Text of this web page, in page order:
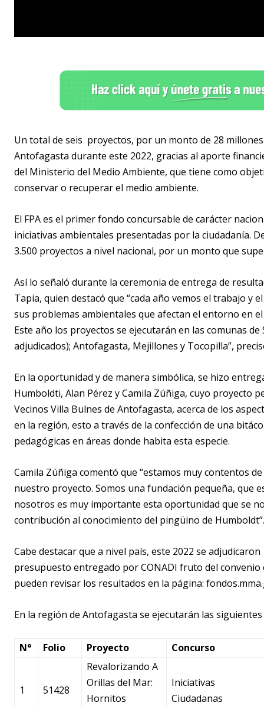
Un total de seis proyectos, por un monto de 28
Antofagasta durante este 2022, gracias al aporte
del Ministerio del Medio Ambiente, que tiene como
conservar o recuperar el medio ambiente.
El FPA es el primer fondo concursable de carácter
iniciativas ambientales presentadas por la ciudadanía.
3.500 proyectos a nivel nacional, por un monto que
Así lo señaló durante la ceremonia de entrega de
Tapia, quien destacó que “cada año vemos el trabajo y
sus problemas ambientales que afectan el entorno en
Este año los proyectos se ejecutarán en las comunas
adjudicados); Antofagasta, Mejillones y Tocopilla”,
En la oportunidad y de manera simbólica, se hizo
Humboldti, Alan Pérez y Camila Zúñiga, cuyo proyecto
Vecinos Villa Bulnes de Antofagasta, acerca de los
en la región, esto a través de la confección de una
pedagógicas en áreas donde habita esta especie.
Camila Zúñiga comentó que “estamos muy contentos
nuestro proyecto. Somos una fundación pequeña, que
nosotros es muy importante esta oportunidad que se
contribución al conocimiento del pingüino de Humboldt”.
Cabe destacar que a nivel país, este 2022 se
presupuesto entregado por CONADI fruto del
pueden revisar los resultados en la página:
En la región de Antofagasta se ejecutarán las siguientes
N° Folio Proyecto Concurso
1 51428
Revalorizando A
Orillas del Mar:
Hornitos
Iniciativas
Ciudadanas